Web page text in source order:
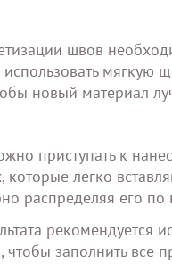
швов
мягкую
новый материал
приступать к
легко
распределяя его по
рекомендуется
заполнить все